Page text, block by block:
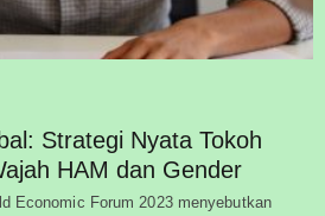
Strategi Nyata Tokoh
HAM dan Gender
Economic Forum 2023 menyebutkan